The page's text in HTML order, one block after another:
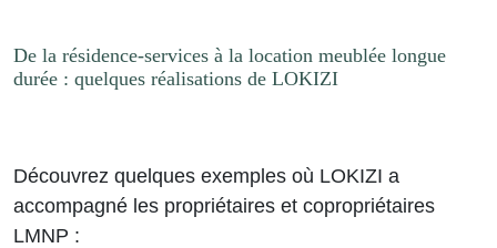
De la résidence-services à la location meublée longue
durée : quelques réalisations de LOKIZI
Découvrez quelques exemples où LOKIZI a
accompagné les propriétaires et copropriétaires
LMNP :